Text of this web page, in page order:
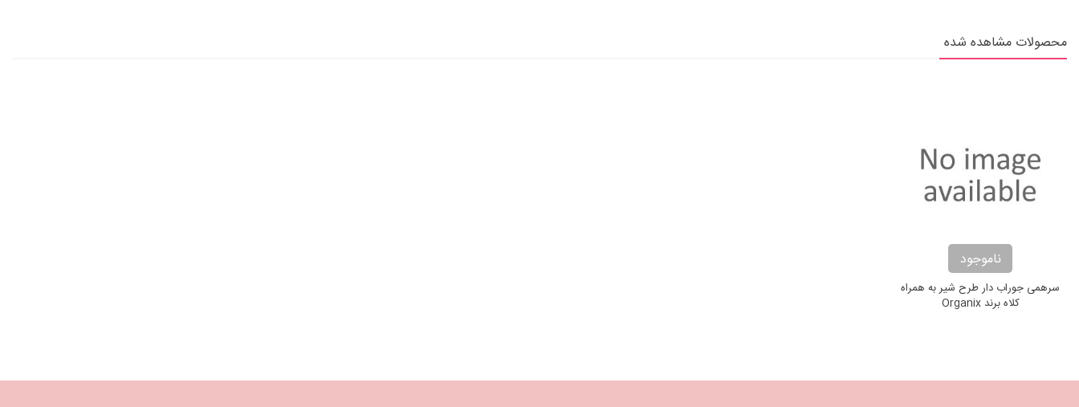
محصولات مشاهده شده
ناموجود
سرهمی جوراب دار طرح شیر به همراه
کلاه برند Organix